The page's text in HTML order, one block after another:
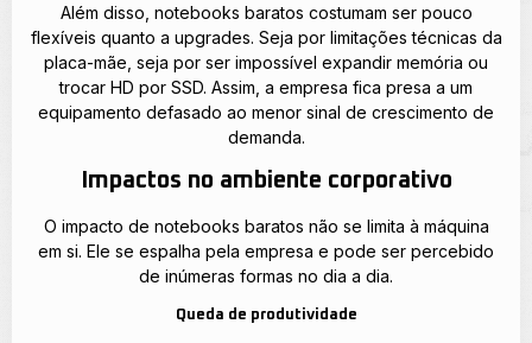
Além disso, notebooks baratos costumam ser pouco
flexíveis quanto a upgrades. Seja por limitações técnicas da
placa-mãe, seja por ser impossível expandir memória ou
trocar HD por SSD. Assim, a empresa fica presa a um
equipamento defasado ao menor sinal de crescimento de
demanda.
Impactos no ambiente corporativo
O impacto de notebooks baratos não se limita à máquina
em si. Ele se espalha pela empresa e pode ser percebido
de inúmeras formas no dia a dia.
Queda de produtividade